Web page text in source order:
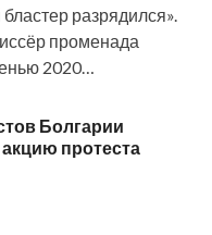
разрядился».
променада
2020…
Болгарии
протеста